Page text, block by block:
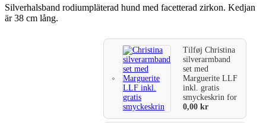
Silverhalsband rodiumpläterad hund med facetterad zirkon. Kedjan
är 38 cm lång.
TilføjChristina
silverarmband
set med
Marguerite LLF
inkl. gratis
smyckeskrinfor
0,00kr